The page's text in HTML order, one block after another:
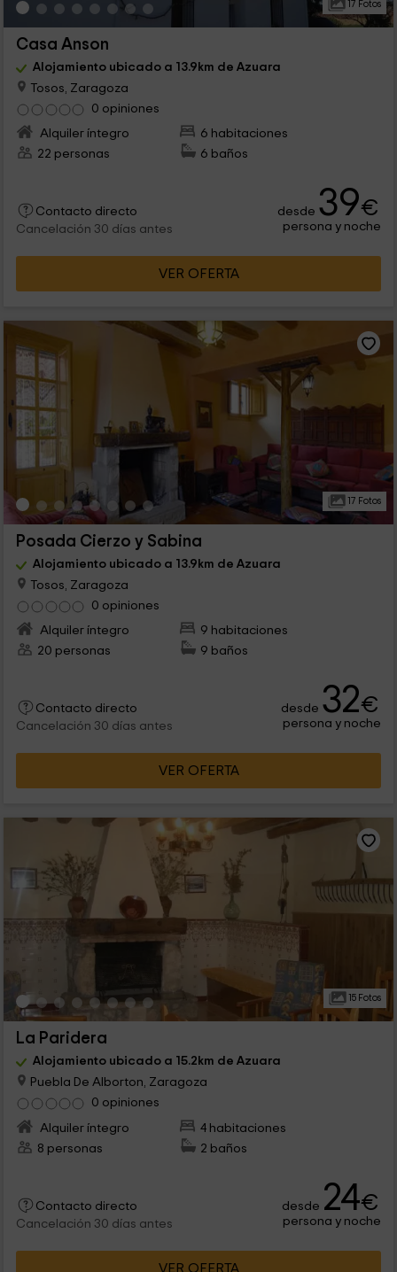
17 Fotos
Casa Anson
Alojamiento ubicado a 13.9km de Azuara
Tosos, Zaragoza
0 opiniones
Alquiler íntegro
6 habitaciones
22 personas
6 baños
Contacto directo
Cancelación 30 días antes
desde 39€
persona y noche
VER OFERTA
17 Fotos
Posada Cierzo y Sabina
Alojamiento ubicado a 13.9km de Azuara
Tosos, Zaragoza
0 opiniones
Alquiler íntegro
9 habitaciones
20 personas
9 baños
Contacto directo
Cancelación 30 días antes
desde 32€
persona y noche
VER OFERTA
15 Fotos
La Paridera
Alojamiento ubicado a 15.2km de Azuara
Puebla De Alborton, Zaragoza
0 opiniones
Alquiler íntegro
4 habitaciones
8 personas
2 baños
Contacto directo
Cancelación 30 días antes
desde 24€
persona y noche
VER OFERTA